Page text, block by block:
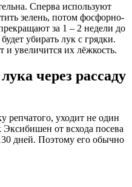
Сперва используют
зелень, потом фосфорно-
за 1 – 2 недели до
убирать лук с грядки.
и увеличится их лёжкость.
через рассаду
репчатого, уходит не один
от всхода посева
дней. Поэтому его обычно